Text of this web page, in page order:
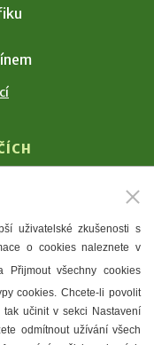
uživatelské zkušenosti s
o cookies naleznete v
Přijmout všechny cookies
cookies. Chcete-li povolit
učinit v sekci Nastavení
odmítnout užívání všech